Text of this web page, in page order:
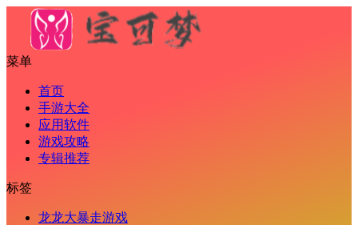
菜单
首页
手游大全
应用软件
游戏攻略
专辑推荐
标签
龙龙大暴走游戏